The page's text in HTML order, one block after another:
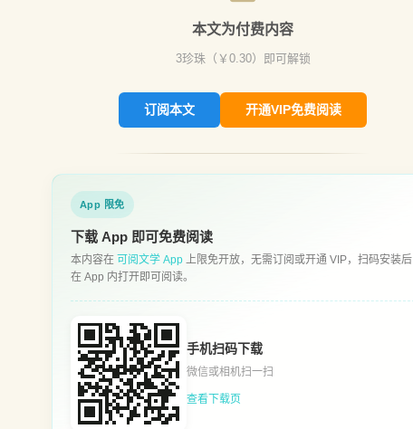
本文为付费内容
3珍珠（￥ 0.30）即可解锁
订阅本文 开通VIP免费阅读
App 限免
下载 App 即可免费阅读
本内容在 可阅文学 App 上限免开放，无需订阅或开通 VIP，扫码安装后
在 App 内打开即可阅读。
手机扫码下载
微信或相机扫一扫
查看下载页